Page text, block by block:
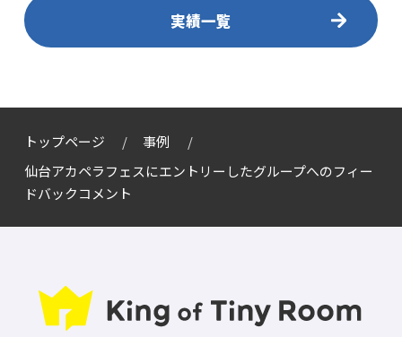
実績一覧
トップページ
事例
仙台アカペラフェスにエントリーしたグループへのフィー
ドバックコメント